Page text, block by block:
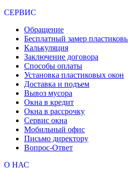
СЕРВИС
Обращение
Бесплатный замер
Калькуляция
Заключение договора
Способы оплаты
Установка пластиковых окон
Доставка и подъем
Вывоз мусора
Окна в кредит
Окна в рассрочку
Сервис окна
Мобильный офис
Письмо директору
Вопрос-Ответ
О НАС